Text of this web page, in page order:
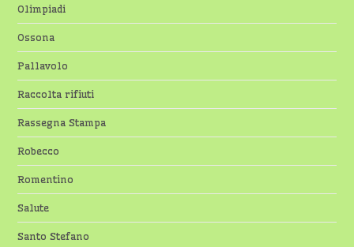
Olimpiadi
Ossona
Pallavolo
Raccolta rifiuti
Rassegna Stampa
Robecco
Romentino
Salute
Santo Stefano